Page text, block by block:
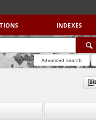
INDEXES
Advanced search